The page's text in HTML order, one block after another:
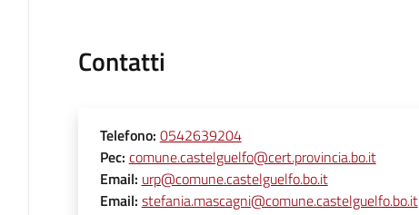
Contatti
Telefono: 0542639204
Pec: comune.castelguelfo@cert.provincia.bo.it
Email: urp@comune.castelguelfo.bo.it
Email: stefania.mascagni@comune.castelguelfo.bo.it